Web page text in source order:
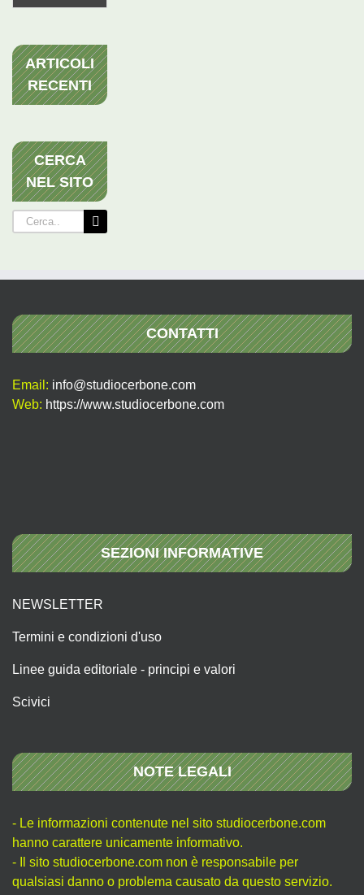
ARTICOLI
RECENTI
CERCA
NEL SITO
Cerca
per:
CONTATTI
Email: info@studiocerbone.com
Web: https://www.studiocerbone.com
SEZIONI INFORMATIVE
NEWSLETTER
Termini e condizioni d'uso
Linee guida editoriale - principi e valori
Scivici
NOTE LEGALI
- Le informazioni contenute nel sito studiocerbone.com
hanno carattere unicamente informativo.
- Il sito studiocerbone.com non è responsabile per
qualsiasi danno o problema causato da questo servizio.